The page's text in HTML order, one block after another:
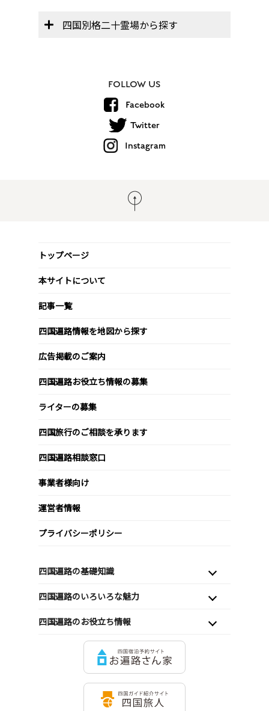
四国別格二十霊場から探す
FOLLOW US
Facebook
Twitter
Instagram
トップページ
本サイトについて
記事一覧
四国遍路情報を地図から探す
広告掲載のご案内
四国遍路お役立ち情報の募集
ライターの募集
四国旅行のご相談を承ります
四国遍路相談窓口
事業者様向け
運営者情報
プライバシーポリシー
四国遍路の基礎知識
四国遍路のいろいろな魅力
四国遍路のお役立ち情報